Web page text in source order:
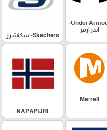
Under Armour-
اندر ارمر
Skechers- سكتشرز
Merrell
NAPAPIJRI